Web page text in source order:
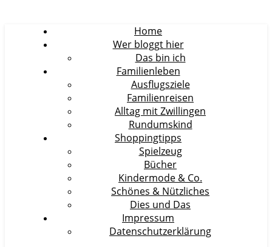
Home
Wer bloggt hier
Das bin ich
Familienleben
Ausflugsziele
Familienreisen
Alltag mit Zwillingen
Rundumskind
Shoppingtipps
Spielzeug
Bücher
Kindermode & Co.
Schönes & Nützliches
Dies und Das
Impressum
Datenschutzerklärung